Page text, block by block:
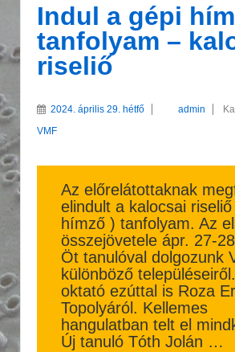
Indul a gépi
tanfolyam –
riseliő
2024. április 29. hétfő admin
VMF
Az előrelátottaknak
elindult a kalocsai
hímző ) tanfolyam. Az
összejövetele ápr. 27-
Öt tanulóval dolgozunk
különböző
oktató ezúttal is Roza
Topolyáról. Kellemes
hangulatban telt el
Új tanuló Tóth Jolán …